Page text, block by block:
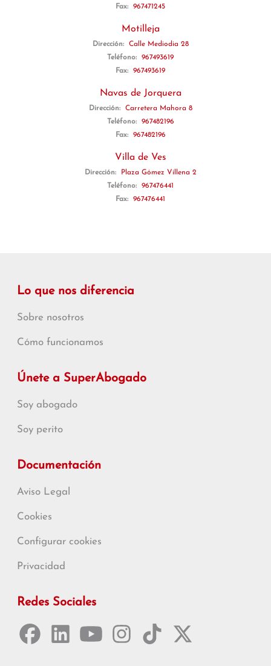
Fax:
967471245
Motilleja
Dirección:
Calle Mediodia 28
Teléfono:
967493619
Fax:
967493619
Navas de Jorquera
Dirección:
Carretera Mahora 8
Teléfono:
967482196
Fax:
967482196
Villa de Ves
Dirección:
Plaza Gómez Villena 2
Teléfono:
967476441
Fax:
967476441
Lo que nos diferencia
Sobre nosotros
Cómo funcionamos
Únete a SuperAbogado
Soy abogado
Soy perito
Documentación
Aviso Legal
Cookies
Configurar cookies
Privacidad
Redes Sociales